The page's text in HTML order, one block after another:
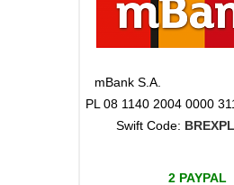
mBank
PL 08 1140 2004 0000
Swift Code:
2 PAYPAL